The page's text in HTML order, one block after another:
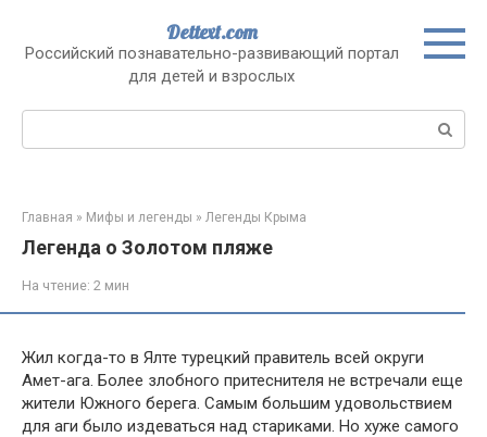
контенту
Dettext.com
Российский познавательно-развивающий портал
для детей и взрослых
Поиск:
Главная » Мифы и легенды » Легенды Крыма
Легенда о Золотом пляже
На чтение: 2 мин
Жил когда-то в Ялте турецкий правитель всей округи
Амет-ага. Более злобного притеснителя не встречали еще
жители Южного берега. Самым большим удовольствием
для аги было издеваться над стариками. Но хуже самого